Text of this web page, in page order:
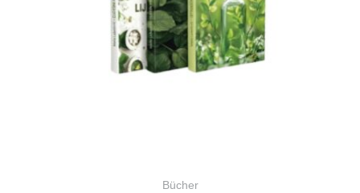
Bücher